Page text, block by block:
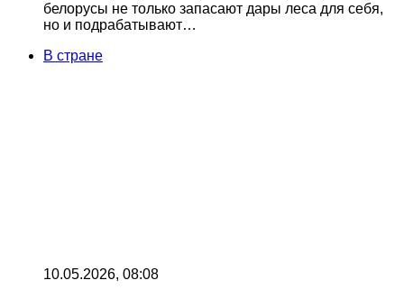
белорусы не только запасают дары леса для себя,
но и подрабатывают…
В стране
10.05.2026, 08:08